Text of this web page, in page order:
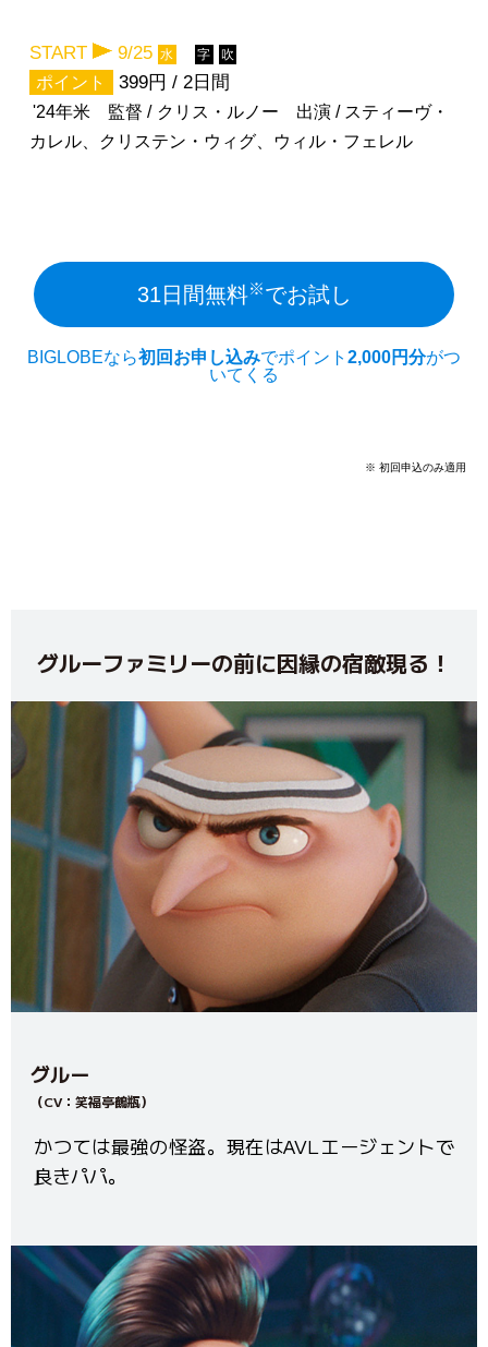
START 9/25 水 字 吹
ポイント 399円 / 2日間
'24年米 監督 / クリス・ルノー 出演 / スティーヴ・
カレル、クリステン・ウィグ、ウィル・フェレル
31日間無料※でお試し
BIGLOBEなら初回お申し込みでポイント 2,000円分がつ
いてくる
※ 初回申込のみ適用
グルーファミリーの前に因縁の宿敵現る！
グルー
（CV：笑福亭鶴瓶）
かつては最強の怪盗。現在はAVLエージェントで
良きパパ。